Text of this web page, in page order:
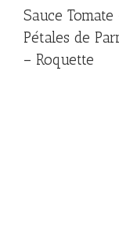
Sauce
Pétales de
– Roquette